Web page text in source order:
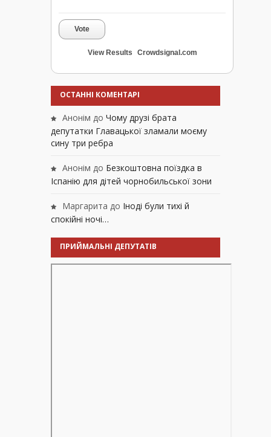
Vote
View Results Crowdsignal.com
ОСТАННІ КОМЕНТАРІ
Анонім до Чому друзі брата
депутатки Главацької зламали моєму
сину три ребра
Анонім до Безкоштовна поїздка в
Іспанію для дітей чорнобильської зони
Маргарита до Іноді були тихі й
спокійні ночі…
ПРИЙМАЛЬНІ ДЕПУТАТІВ